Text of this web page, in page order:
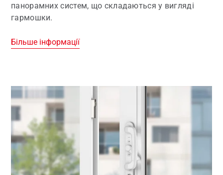
панорамних систем, що складаються у вигляді
гармошки.
Більше інформації